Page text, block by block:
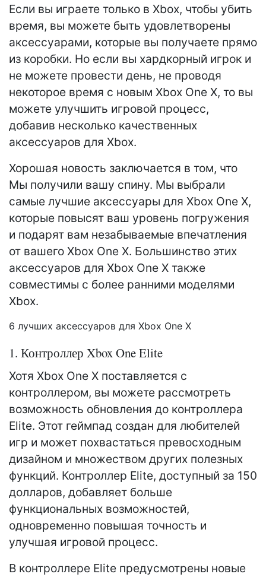
Если вы играете только в Xbox, чтобы убить
время, вы можете быть удовлетворены
аксессуарами, которые вы получаете прямо
из коробки. Но если вы хардкорный игрок и
не можете провести день, не проводя
некоторое время с новым Xbox One X, то вы
можете улучшить игровой процесс,
добавив несколько качественных
аксессуаров для Xbox.
Хорошая новость заключается в том, что
Мы получили вашу спину. Мы выбрали
самые лучшие аксессуары для Xbox One X,
которые повысят ваш уровень погружения
и подарят вам незабываемые впечатления
от вашего Xbox One X. Большинство этих
аксессуаров для Xbox One X также
совместимы с более ранними моделями
Xbox.
6 лучших аксессуаров для Xbox One X
1. Контроллер Xbox One Elite
Хотя Xbox One X поставляется с
контроллером, вы можете рассмотреть
возможность обновления до контроллера
Elite. Этот геймпад создан для любителей
игр и может похвастаться превосходным
дизайном и множеством других полезных
функций. Контроллер Elite, доступный за 150
долларов, добавляет больше
функциональных возможностей,
одновременно повышая точность и
улучшая игровой процесс.
В контроллере Elite предусмотрены новые